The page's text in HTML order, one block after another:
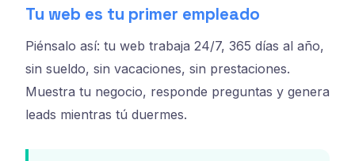
Tu web es tu primer empleado
Piénsalo así: tu web trabaja 24/7, 365 días al año,
sin sueldo, sin vacaciones, sin prestaciones.
Muestra tu negocio, responde preguntas y genera
leads mientras tú duermes.